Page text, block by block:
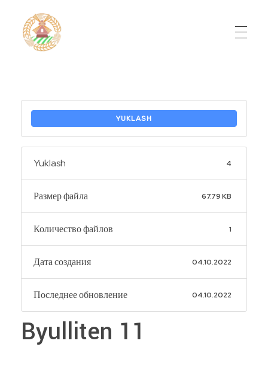
YUKLASH
Yuklash 4
Размер файла 67.79 KB
Количество файлов 1
Дата создания 04.10.2022
Последнее обновление 04.10.2022
Byulliten 11